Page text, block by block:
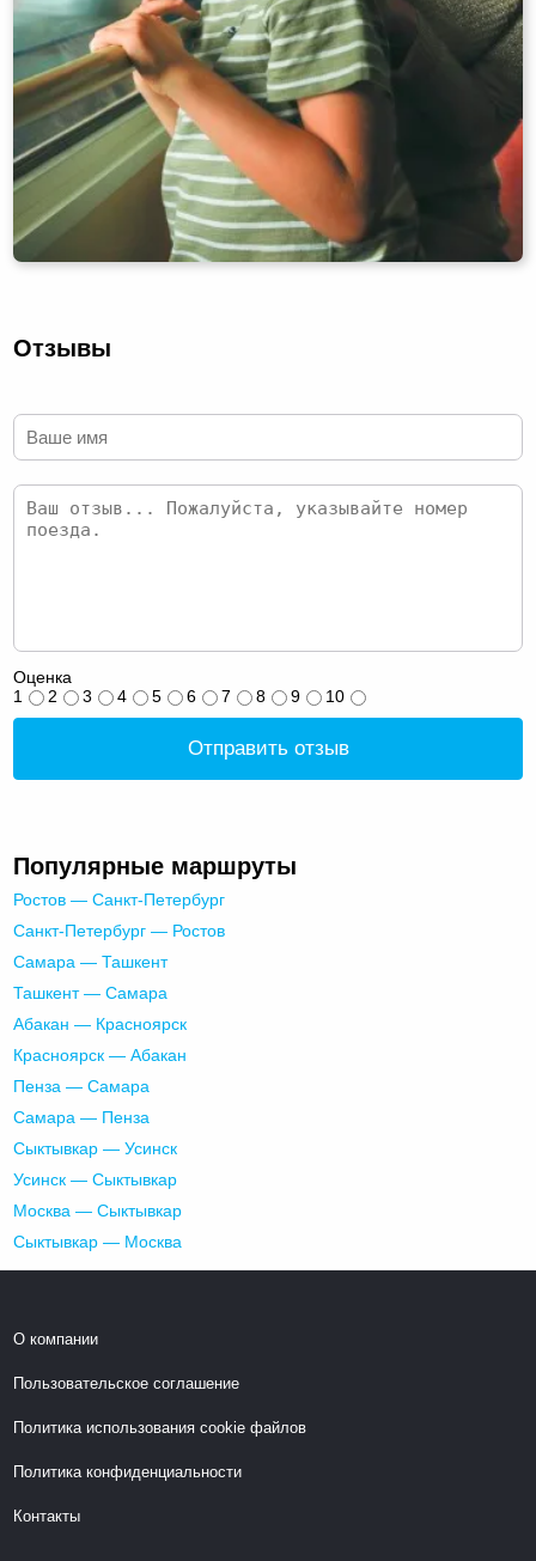
Отзывы
Оценка
1
2 3 4 5 6 7 8 9 10
Отправить отзыв
Популярные маршруты
Ростов — Санкт-Петербург
Санкт-Петербург — Ростов
Самара — Ташкент
Ташкент — Самара
Абакан — Красноярск
Красноярск — Абакан
Пенза — Самара
Самара — Пенза
Сыктывкар — Усинск
Усинск — Сыктывкар
Москва — Сыктывкар
Сыктывкар — Москва
О компании
Пользовательское соглашение
Политика использования cookie файлов
Политика конфиденциальности
Контакты